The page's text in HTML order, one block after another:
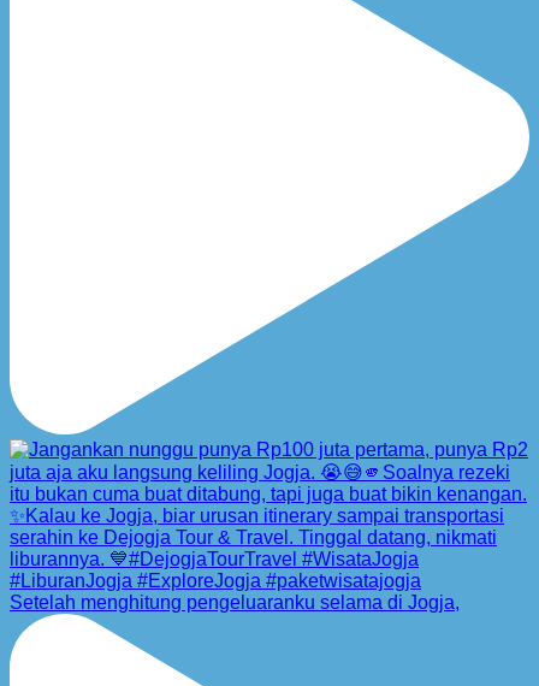
Setelah menghitung pengeluaranku selama di Jogja,